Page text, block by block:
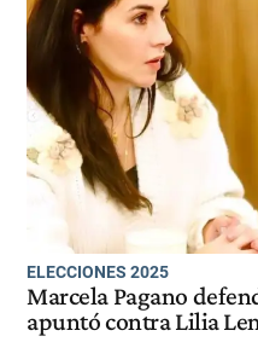
ELECCIONES 2025
Marcela Pagano
apuntó contra Lilia